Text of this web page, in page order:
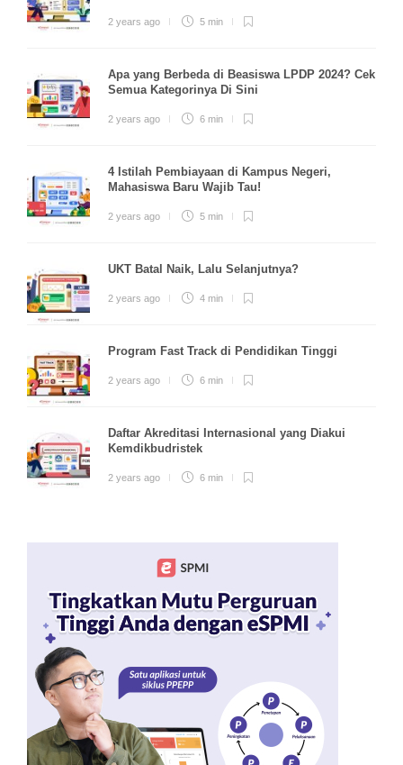
2 years ago 5 min
Apa yang Berbeda di Beasiswa LPDP 2024? Cek
Semua Kategorinya Di Sini
2 years ago 6 min
4 Istilah Pembiayaan di Kampus Negeri,
Mahasiswa Baru Wajib Tau!
2 years ago 5 min
UKT Batal Naik, Lalu Selanjutnya?
2 years ago 4 min
Program Fast Track di Pendidikan Tinggi
2 years ago 6 min
Daftar Akreditasi Internasional yang Diakui
Kemdikbudristek
2 years ago 6 min